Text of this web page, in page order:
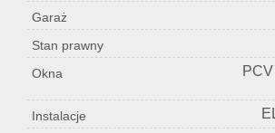
Garaż
Stan prawny
Okna
Instalacje